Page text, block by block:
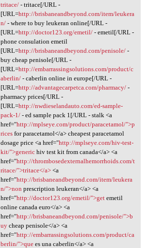
tritace/- tritace[/URL -
[URL=http://brisbaneandbeyond.com/item/leukera
n/- where to buy leukeran online[/URL -
[URL=http://doctor123.org/emetil/- emetil[/URL -
phone consulation emetil
[URL=http://brisbaneandbeyond.com/penisole/-
buy cheap penisole[/URL -
[URL=http://embarrassingsolutions.com/product/c
aberlin/- caberlin online in europe[/URL -
[URL=http://advantagecarpetca.com/pharmacy/-
pharmacy prices[/URL -
[URL=http://nwdieselandauto.com/ed-sample-
pack-1/- ed sample pack 1[/URL - stalk <a
href="http://mplseye.com/product/paracetamol/">p
ricesfor paracetamol</a> cheapest paracetamol
dosage price <a href="http://mplseye.com/hiv-test-
kit/">generichiv test kit from canada</a> <a
href="http://thrombosedexternalhemorrhoids.com/t
ritace/">tritace</a><a
href="http://brisbaneandbeyond.com/item/leukera
n/">non prescription leukeran</a> <a
href="http://doctor123.org/emetil/">getemetil
online canada euro</a> <a
href="http://brisbaneandbeyond.com/penisole/">b
uycheap penisole</a> <a
href="http://embarrassingsolutions.com/product/ca
berlin/">quees una caberlin</a> <a